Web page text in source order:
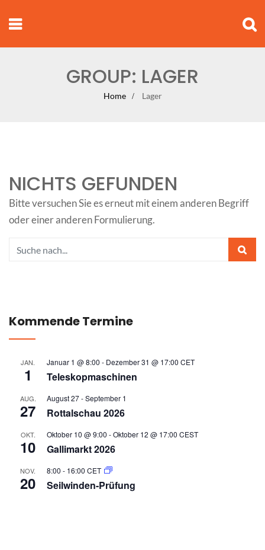
GROUP: LAGER
Home Lager
NICHTS GEFUNDEN
Bitte versuchen Sie es erneut mit einem anderen Begriff
oder einer anderen Formulierung.
Kommende Termine
JAN.
1
Januar 1 @ 8:00 - Dezember 31 @ 17:00 CET
Teleskopmaschinen
AUG.
27
August 27-September 1
Rottalschau 2026
OKT.
10
Oktober 10 @ 9:00 -Oktober 12 @ 17:00 CEST
Gallimarkt 2026
NOV.
20
8:00 - 16:00 CET
Seilwinden-Prüfung